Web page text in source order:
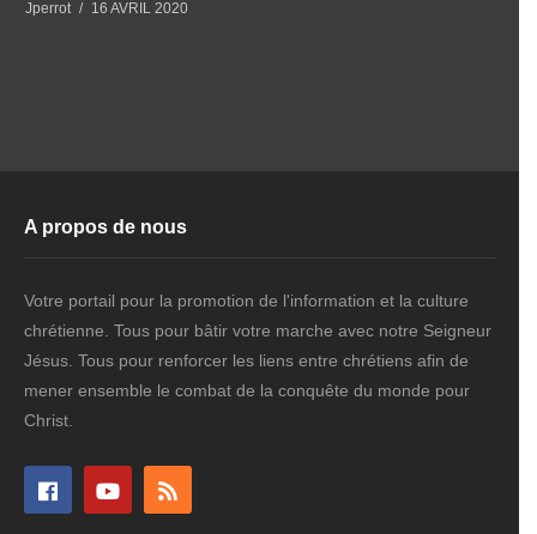
Jperrot 16 AVRIL 2020
A propos de nous
Votre portail pour la promotion de l'information et la culture
chrétienne. Tous pour bâtir votre marche avec notre Seigneur
Jésus. Tous pour renforcer les liens entre chrétiens afin de
mener ensemble le combat de la conquête du monde pour
Christ.